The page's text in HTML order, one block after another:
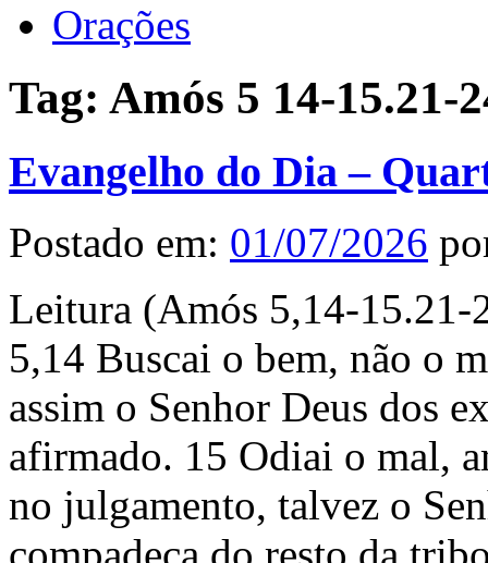
Orações
Tag: Amós 5 14-15.21-
Evangelho do Dia –
Postado em: 01/07/2026
Leitura (Amós 5,14-15.21-
5,14 Buscai o bem, não o
assim o Senhor Deus dos
afirmado. 15 Odiai o mal,
no julgamento, talvez o
compadeça do resto da